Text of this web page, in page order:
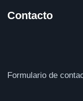
Contacto
Formulario de